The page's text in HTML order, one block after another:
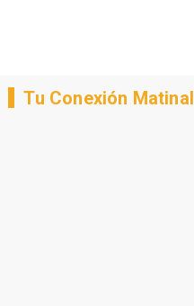
Tu Conexión Matinal